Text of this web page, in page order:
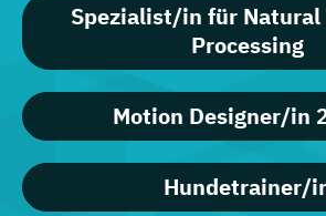
Spezialist/in für Natural
Processing
Motion Designer/in
Hundetrainer/